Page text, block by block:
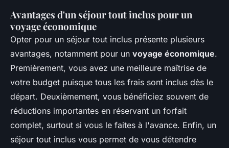
Avantages d'un séjour tout inclus pour un
voyage économique
Opter pour un séjour tout inclus présente plusieurs
avantages, notamment pour un voyage économique.
Premièrement, vous avez une meilleure maîtrise de
votre budget puisque tous les frais sont inclus dès le
départ. Deuxièmement, vous bénéficiez souvent de
réductions importantes en réservant un forfait
complet, surtout si vous le faites à l'avance. Enfin, un
séjour tout inclus vous permet de vous détendre